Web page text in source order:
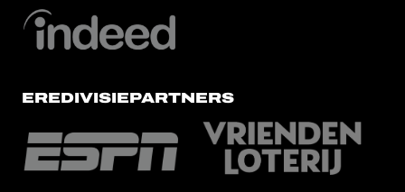
EREDIVISIEPARTNERS